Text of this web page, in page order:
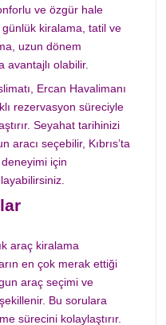
ve özgür hale
kiralama, tatil ve
uzun dönem
avantajlı olabilir.
Ercan Havalimanı
rezervasyon süreciyle
Seyahat tarihinizi
aracı seçebilir, Kıbrıs’ta
için
araç kiralama
en çok merak ettiği
araç seçimi ve
Bu sorulara
sürecini kolaylaştırır.